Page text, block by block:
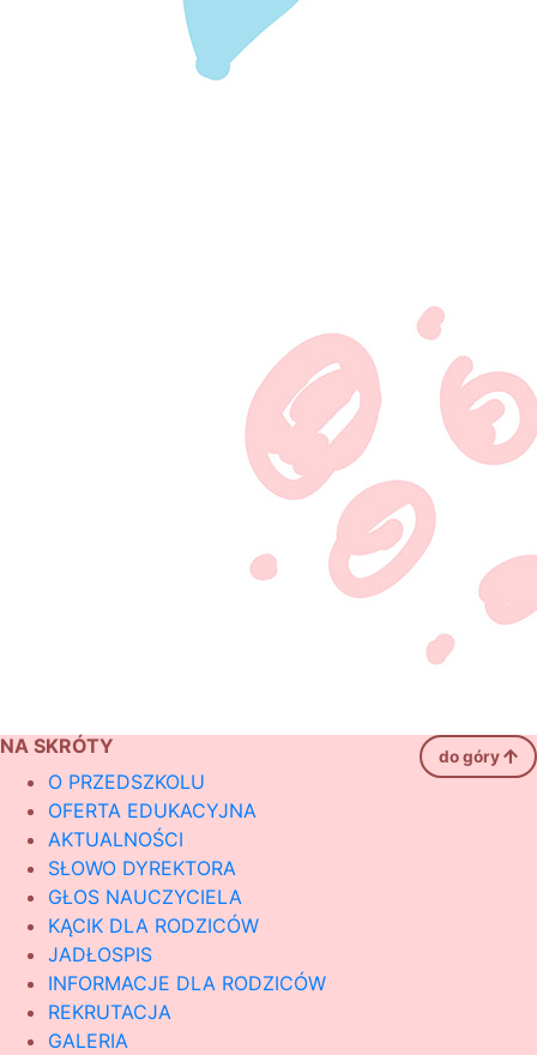
NA SKRÓTY do góry
O PRZEDSZKOLU
OFERTA EDUKACYJNA
AKTUALNOŚCI
SŁOWO DYREKTORA
GŁOS NAUCZYCIELA
KĄCIK DLA RODZICÓW
JADŁOSPIS
INFORMACJE DLA RODZICÓW
REKRUTACJA
GALERIA